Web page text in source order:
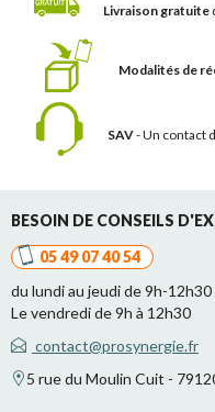
Livraison gratuite
Modalités de
SAV- Un contact
BESOIN DE CONSEILS
05 49 07 40 54
du lundi au jeudi de 9h-
Le vendredi de 9h à 12h30
contact@prosynergie.fr
5 rue du Moulin Cuit -